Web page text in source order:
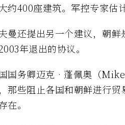
约400座建筑。军控专家估
曼还提出另一个建议，朝
年退出的协议。
国务卿迈克‧蓬佩奥（
那些阻止各国和朝鲜进行
在。